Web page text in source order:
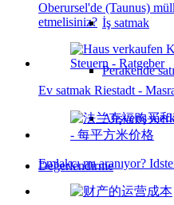
İş satmak
Perakende
Alışveriş
Değerlendirme
Oberursel'de (Taunus)
etmelisiniz?
Ev satmak Riestadt -
Emlakçı mı aranıyor?